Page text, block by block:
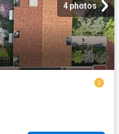
4 photos